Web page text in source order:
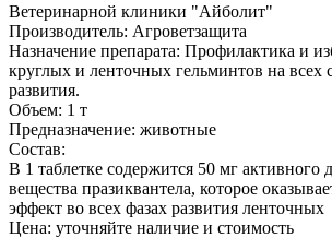
Ветеринарной клиники "Айболит"
Производитель: Агроветзащита
Назначение препарата: Профилактика и
круглых и ленточных гельминтов на всех
развития.
Объем: 1 т
Предназначение: животные
Состав:
В 1 таблетке содержится 50 мг активного
вещества празиквантела, которое
эффект во всех фазах развития ленточных
Цена: уточняйте наличие и стоимость